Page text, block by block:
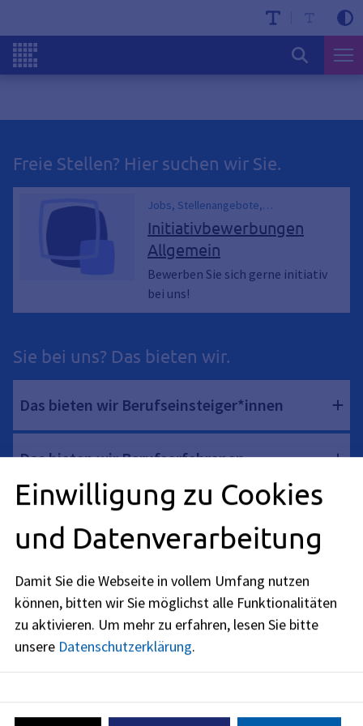
Freie Stellen? Hier suchen wir Sie.
Jobs, Stellenangebote,
Stellenausschreibungen, Karriere
Initiativbewerbungen
Allgemein
Bewerben Sie sich gerne initiativ
bei uns!
Sie bei uns? Das bieten wir.
Das bieten wir Berufseinsteiger*innen
Das bieten wir Berufserfahrenen
Das bieten wir Führungskräften
Noch Fragen? Unser Kontakt.
Recruiting
Werner-von-Siemens-Straße 61
Einwilligung zu Cookies
und Datenverarbeitung
Damit Sie die Webseite in vollem Umfang nutzen
können, bitten wir Sie möglichst alle Funktionalitäten
zu aktivieren. Um mehr zu erfahren, lesen Sie bitte
unsere Datenschutzerklärung.